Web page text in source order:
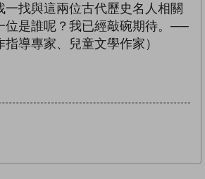
一找與這兩位古代歷史名人相關
位是誰呢？我已經敲碗期待。──
導專家、兒童文學作家）